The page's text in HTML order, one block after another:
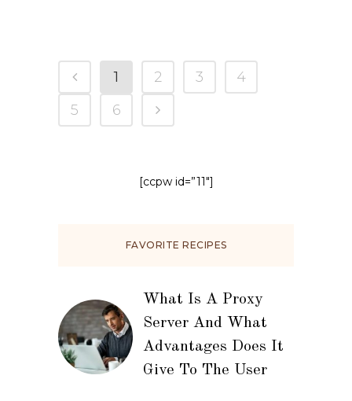
1 2 3
4
5
6
[ccpw id=”11″]
FAVORITE RECIPES
What Is A Proxy
Server And What
Advantages Does It
Give To The User